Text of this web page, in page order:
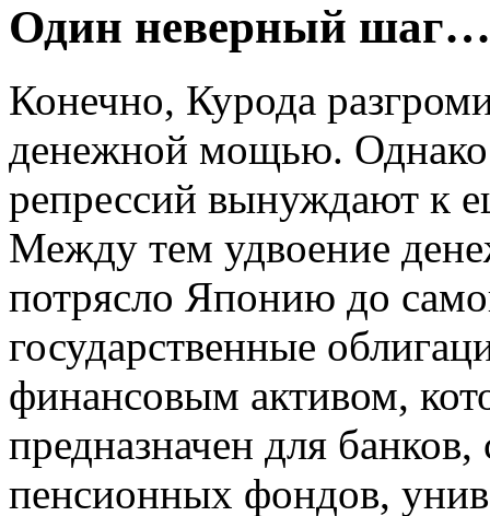
Один неверный шаг…
Конечно, Курода
денежной мощью.
репрессий вынуждают к
Между тем удвоение
потрясло Японию до
государственные
финансовым активом,
предназначен для
пенсионных фондов,